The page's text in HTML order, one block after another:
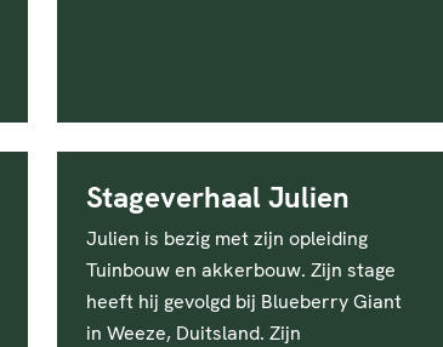
Stageverhaal Julien
Julien is bezig met zijn opleiding
Tuinbouw en akkerbouw. Zijn stage
heeft hij gevolgd bij Blueberry Giant
in Weeze, Duitsland. Zijn